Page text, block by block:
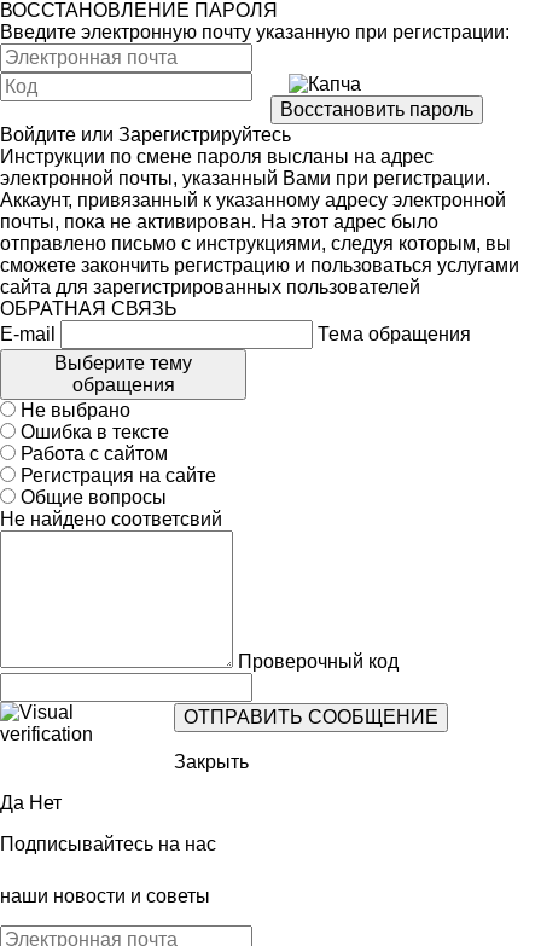
ВОССТАНОВЛЕНИЕ ПАРОЛЯ
Введите электронную почту указанную при регистрации:
Войдите или Зарегистрируйтесь
Инструкции по смене пароля высланы на адрес
электронной почты, указанный Вами при регистрации.
Аккаунт, привязанный к указанному адресу электронной
почты, пока не активирован. На этот адрес было
отправлено письмо с инструкциями, следуя которым, вы
сможете закончить регистрацию и пользоваться услугами
сайта для зарегистрированных пользователей
ОБРАТНАЯ СВЯЗЬ
E-mail
Тема обращения
Выберите тему
обращения
Не выбрано
Ошибка в тексте
Работа с сайтом
Регистрация на сайте
Общие вопросы
Не найдено соответсвий
Проверочный код
Закрыть
Да Нет
Подписывайтесь на нас
наши новости и советы